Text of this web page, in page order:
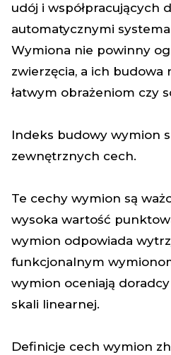
udój i współpracujących
automatycznymi
Wymiona nie powinny
zwierzęcia, a ich budowa
łatwym obrażeniom czy
Indeks budowy wymion
zewnętrznych cech.
Te cechy wymion są
wysoka wartość
wymion odpowiada
funkcjonalnym
wymion oceniają
skali linearnej.
Definicje cech wymion